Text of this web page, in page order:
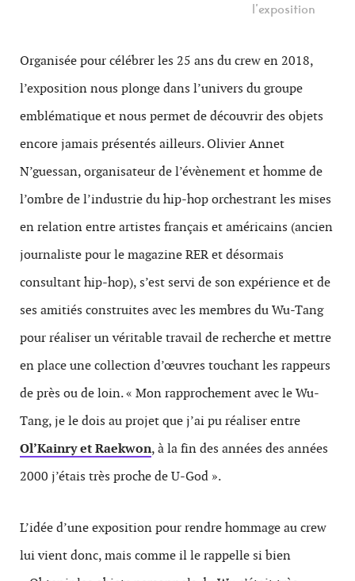
l’exposition
Organisée pour célébrer les 25 ans du crew en 2018,
l’exposition nous plonge dans l’univers du groupe
emblématique et nous permet de découvrir des objets
encore jamais présentés ailleurs. Olivier Annet
N’guessan, organisateur de l’évènement et homme de
l’ombre de l’industrie du hip-hop orchestrant les mises
en relation entre artistes français et américains (ancien
journaliste pour le magazine RER et désormais
consultant hip-hop), s’est servi de son expérience et de
ses amitiés construites avec les membres du Wu-Tang
pour réaliser un véritable travail de recherche et mettre
en place une collection d’œuvres touchant les rappeurs
de près ou de loin. « Mon rapprochement avec le Wu-
Tang, je le dois au projet que j’ai pu réaliser entre
Ol’Kainry et Raekwon, à la fin des années des années
2000 j’étais très proche de U-God ».
L’idée d’une exposition pour rendre hommage au crew
lui vient donc, mais comme il le rappelle si bien